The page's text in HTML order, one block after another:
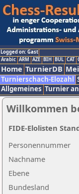
Logged on: Gast
Arabic ARM AZE BIH BUL CAT
Home TurnierDB
Turnierschach-Elozahl
Allgemeines Turnier
Willkommen
Nachname
Ebene
Personennummer
Bundesland
FIDE-Elolisten